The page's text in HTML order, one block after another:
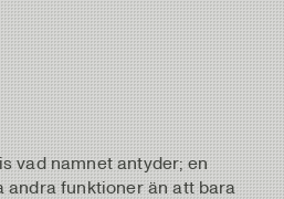
vad namnet antyder; en
funktioner än att bara